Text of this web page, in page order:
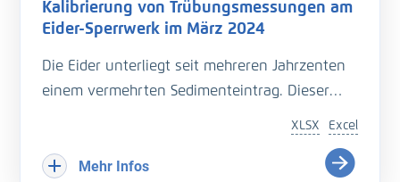
Kalibrierung von Trübungsmessungen am
Eider-Sperrwerk im März 2024
Die Eider unterliegt seit mehreren Jahrzenten
einem vermehrten Sedimenteintrag. Dieser
Hinterlandes so wie die Schiffbarkeit des
Bundeswasserstraße.
Excel
XLSX
Mehr Infos